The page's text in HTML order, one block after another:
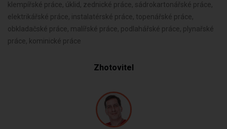
klempířské práce, úklid, zednické práce, sádrokartonářské práce,
elektrikářské práce, instalatérské práce, topenářské práce,
obkladačské práce, malířské práce, podlahářské práce, plynařské
práce, kominické práce
Zhotovitel